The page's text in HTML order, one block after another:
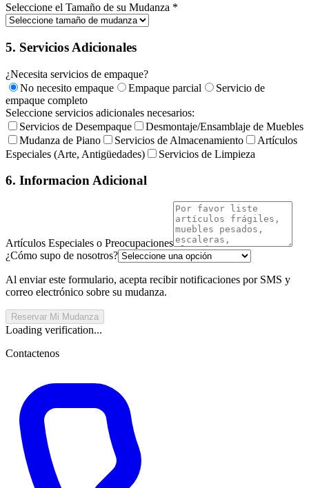
Seleccione el Tamaño de su Mudanza *
5. Servicios Adicionales
¿Necesita servicios de empaque?
No necesito empaque
Empaque parcial
Servicio de
empaque completo
Seleccione servicios adicionales necesarios:
Servicios de Desempaque
Desmontaje/Ensamblaje de Muebles
Mudanza de Piano
Servicios de Almacenamiento
Artículos
Especiales (Arte, Antigüedades)
Servicios de Limpieza
6. Informacion Adicional
Artículos Especiales o Preocupaciones
¿Cómo supo de nosotros?
Al enviar este formulario, acepta recibir notificaciones por SMS y
correo electrónico sobre su mudanza.
Reservar Mi Mudanza
Loading verification...
Contactenos